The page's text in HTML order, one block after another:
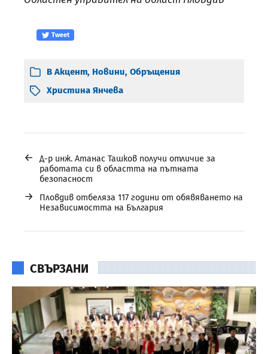
Tweet
В Акцент, Новини, Обръщения
Христина Янчева
←
Д-р инж. Атанас Ташков получи отличие за
работата си в областта на пътната
безопасност
→
Пловдив отбеляза 117 години от обявяването на
Независимостта на България
СВЪРЗАНИ